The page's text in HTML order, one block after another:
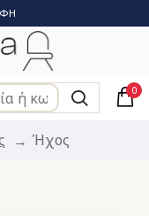
0
Ήχος